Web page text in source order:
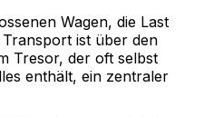
Wagen, die Last
ist über den
Tresor, der oft selbst
enthält, ein zentraler